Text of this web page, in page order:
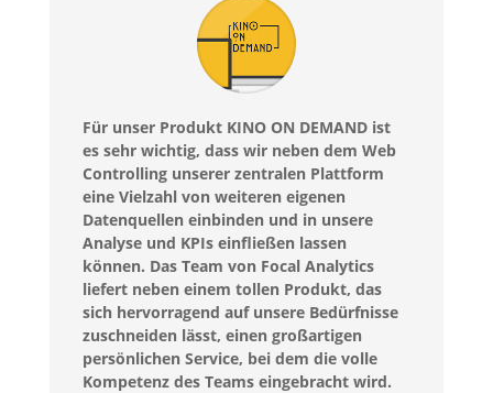
Für unser Produkt KINO ON DEMAND ist
es sehr wichtig, dass wir neben dem Web
Controlling unserer zentralen Plattform
eine Vielzahl von weiteren eigenen
Datenquellen einbinden und in unsere
Analyse und KPIs einfließen lassen
können. Das Team von Focal Analytics
liefert neben einem tollen Produkt, das
sich hervorragend auf unsere Bedürfnisse
zuschneiden lässt, einen großartigen
persönlichen Service, bei dem die volle
Kompetenz des Teams eingebracht wird.